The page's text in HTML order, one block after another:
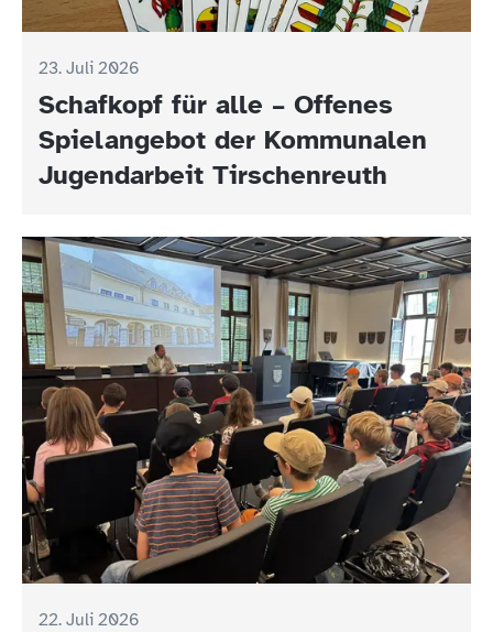
23. Juli 2026
Schafkopf für alle – Offenes
Spielangebot der Kommunalen
Jugendarbeit Tirschenreuth
22. Juli 2026